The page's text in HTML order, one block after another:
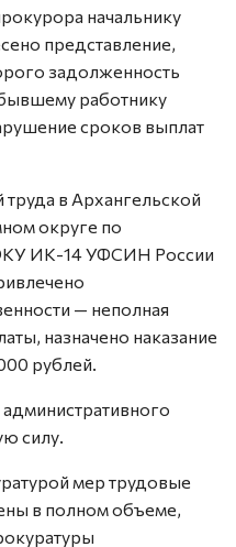
начальнику
представление,
задолженность
работнику
сроков выплат
труда в Архангельской
округе по
ИК-14 УФСИН России
— неполная
назначено наказание
рублей.
силу.
мер трудовые
в полном объеме,